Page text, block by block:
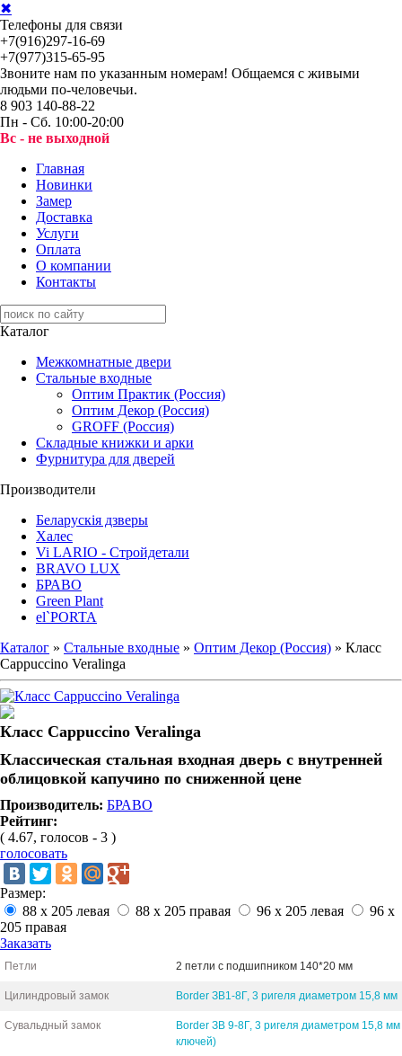
✖
Телефоны для связи
+7(916)297-16-69
+7(977)315-65-95
Звоните нам по указанным номерам! Общаемся с живыми
людьми по-человечьи.
8 903 140-88-22
Пн - Сб. 10:00-20:00
Вс - не выходной
Главная
Новинки
Замер
Доставка
Услуги
Оплата
О компании
Контакты
Каталог
Межкомнатные двери
Стальные входные
Оптим Практик (Россия)
Оптим Декор (Россия)
GROFF (Россия)
Складные книжки и арки
Фурнитура для дверей
Производители
Беларускія дзверы
Халес
Vi LARIO - Стройдетали
BRAVO LUX
БРАВО
Green Plant
el`PORTA
Каталог » Стальные входные » Оптим Декор (Россия) » Класс
Cappuccino Veralinga
Класс Cappuccino Veralinga
Классическая стальная входная дверь с внутренней
облицовкой капучино по сниженной цене
Производитель: БРАВО
Рейтинг:
( 4.67, голосов - 3 )
голосовать
Размер:
88 х 205 левая
88 х 205 правая 96 х 205 левая
96 х
205 правая
Заказать
Петли 2 петли с подшипником 140*20 мм
Цилиндровый замок Border ЗВ1-8Г, 3 ригеля диаметром 15,8 мм
Сувальдный замок
Border ЗВ 9-8Г, 3 ригеля диаметром 15,8
ключей)